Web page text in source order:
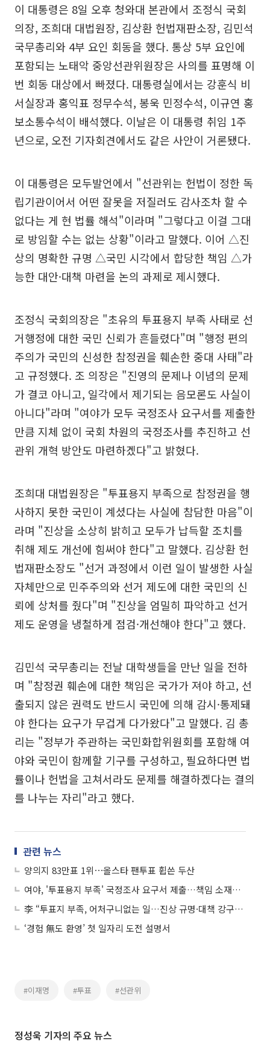
이 대통령은 8일 오후 청와대 본관에서 조정식 국회
의장, 조희대 대법원장, 김상환 헌법재판소장, 김민석
국무총리와 4부 요인 회동을 했다. 통상 5부 요인에
포함되는 노태악 중앙선관위원장은 사의를 표명해 이
번 회동 대상에서 빠졌다. 대통령실에서는 강훈식 비
서실장과 홍익표 정무수석, 봉욱 민정수석, 이규연 홍
보소통수석이 배석했다. 이날은 이 대통령 취임 1주
년으로, 오전 기자회견에서도 같은 사안이 거론됐다.
이 대통령은 모두발언에서 "선관위는 헌법이 정한 독
립기관이어서 어떤 잘못을 저질러도 감사조차 할 수
없다는 게 현 법률 해석"이라며 "그렇다고 이걸 그대
로 방임할 수는 없는 상황"이라고 말했다. 이어 △진
상의 명확한 규명 △국민 시각에서 합당한 책임 △가
능한 대안·대책 마련을 논의 과제로 제시했다.
조정식 국회의장은 "초유의 투표용지 부족 사태로 선
거행정에 대한 국민 신뢰가 흔들렸다"며 "행정 편의
주의가 국민의 신성한 참정권을 훼손한 중대 사태"라
고 규정했다. 조 의장은 "진영의 문제나 이념의 문제
가 결코 아니고, 일각에서 제기되는 음모론도 사실이
아니다"라며 "여야가 모두 국정조사 요구서를 제출한
만큼 지체 없이 국회 차원의 국정조사를 추진하고 선
관위 개혁 방안도 마련하겠다"고 밝혔다.
조희대 대법원장은 "투표용지 부족으로 참정권을 행
사하지 못한 국민이 계셨다는 사실에 참담한 마음"이
라며 "진상을 소상히 밝히고 모두가 납득할 조치를
취해 제도 개선에 힘써야 한다"고 말했다. 김상환 헌
법재판소장도 "선거 과정에서 이런 일이 발생한 사실
자체만으로 민주주의와 선거 제도에 대한 국민의 신
뢰에 상처를 줬다"며 "진상을 엄밀히 파악하고 선거
제도 운영을 냉철하게 점검·개선해야 한다"고 했다.
김민석 국무총리는 전날 대학생들을 만난 일을 전하
며 "참정권 훼손에 대한 책임은 국가가 져야 하고, 선
출되지 않은 권력도 반드시 국민에 의해 감시·통제돼
야 한다는 요구가 무겁게 다가왔다"고 말했다. 김 총
리는 "정부가 주관하는 국민화합위원회를 포함해 여
야와 국민이 함께할 기구를 구성하고, 필요하다면 법
률이나 헌법을 고쳐서라도 문제를 해결하겠다는 결의
를 나누는 자리"라고 했다.
관련 뉴스
양의지 83만표 1위⋯올스타 팬투표 휩쓴 두산
여야, '투표용지 부족' 국정조사 요구서 제출…책임 소재는 충돌
李 “투표지 부족, 어처구니없는 일…진상 규명·대책 강구해야”
‘경험 無도 환영’ 첫 일자리 도전 설명서
#이재명 #투표 #선관위
정성욱 기자의 주요 뉴스